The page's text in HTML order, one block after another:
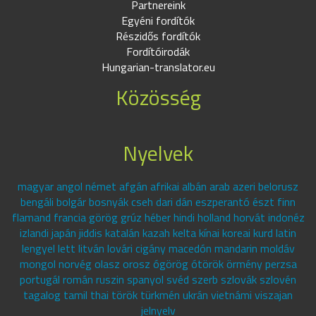
Partnereink
Egyéni fordítók
Részidős fordítók
Fordítóirodák
Hungarian-translator.eu
Közösség
Nyelvek
magyar angol német afgán afrikai albán arab azeri belorusz
bengáli bolgár bosnyák cseh dari dán eszperantó észt finn
flamand francia görög grúz héber hindi holland horvát indonéz
izlandi japán jiddis katalán kazah kelta kínai koreai kurd latin
lengyel lett litván lovári cigány macedón mandarin moldáv
mongol norvég olasz orosz ógörög ótörök örmény perzsa
portugál román ruszin spanyol svéd szerb szlovák szlovén
tagalog tamil thai török türkmén ukrán vietnámi viszajan
jelnyelv